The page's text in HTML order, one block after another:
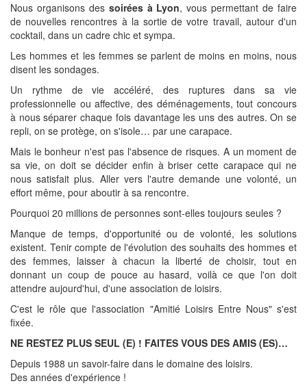
Nous organisons des soirées à Lyon, vous permettant de faire
de nouvelles rencontres à la sortie de votre travail, autour d'un
cocktail, dans un cadre chic et sympa.
Les hommes et les femmes se parlent de moins en moins, nous
disent les sondages.
Un rythme de vie accéléré, des ruptures dans sa vie
professionnelle ou affective, des déménagements, tout concours
à nous séparer chaque fois davantage les uns des autres. On se
repli, on se protège, on s'isole… par une carapace.
Mais le bonheur n'est pas l'absence de risques. A un moment de
sa vie, on doit se décider enfin à briser cette carapace qui ne
nous satisfait plus. Aller vers l'autre demande une volonté, un
effort même, pour aboutir à sa rencontre.
Pourquoi 20 millions de personnes sont-elles toujours seules ?
Manque de temps, d'opportunité ou de volonté, les solutions
existent. Tenir compte de l'évolution des souhaits des hommes et
des femmes, laisser à chacun la liberté de choisir, tout en
donnant un coup de pouce au hasard, voilà ce que l'on doit
attendre aujourd'hui, d'une association de loisirs.
C'est le rôle que l'association "Amitié Loisirs Entre Nous" s'est
fixée.
NE RESTEZ PLUS SEUL (E) ! FAITES VOUS DES AMIS (ES)…
Depuis 1988 un savoir-faire dans le domaine des loisirs.
Des années d'expérience !